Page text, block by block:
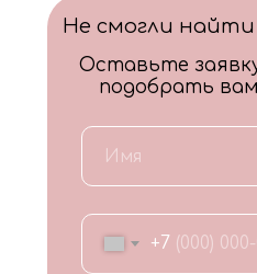
+7
Не смогли
Оставьте
подобрать